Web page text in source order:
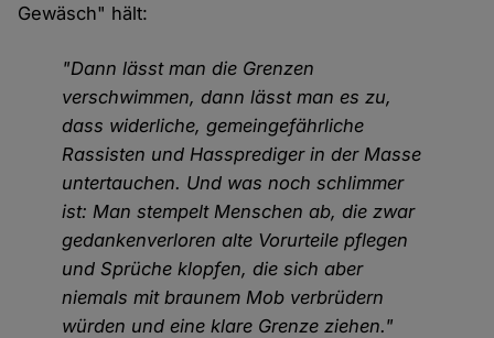
Gewäsch" hält:
"Dann lässt man die Grenzen
verschwimmen, dann lässt man es zu,
dass widerliche, gemeingefährliche
Rassisten und Hassprediger in der Masse
untertauchen. Und was noch schlimmer
ist: Man stempelt Menschen ab, die zwar
gedankenverloren alte Vorurteile pflegen
und Sprüche klopfen, die sich aber
niemals mit braunem Mob verbrüdern
würden und eine klare Grenze ziehen."